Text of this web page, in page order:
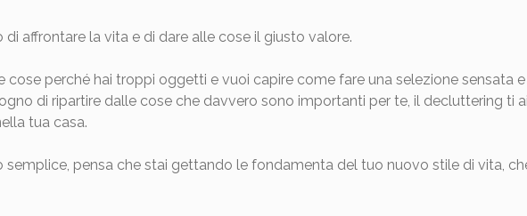
affrontare la vita e di dare alle cose il giusto valore.
cose perché hai troppi oggetti e vuoi capire come fare una selezione sensata
di ripartire dalle cose che davvero sono importanti per te, il decluttering ti
tua casa.
pensa che stai gettando le fondamenta del tuo nuovo stile di vita,